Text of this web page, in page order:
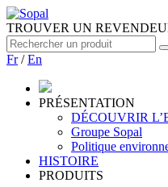
TROUVER UN
Fr/En
PRÉSENTATION
DÉCOUVRIR
Groupe Sopal
Politique
HISTOIRE
PRODUITS